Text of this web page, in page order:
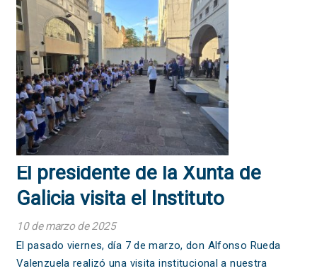
El presidente de la Xunta de
Galicia visita el Instituto
Santiago Apóstol
10 de marzo de 2025
El pasado viernes, día 7 de marzo, don Alfonso Rueda
Valenzuela realizó una visita institucional a nuestra